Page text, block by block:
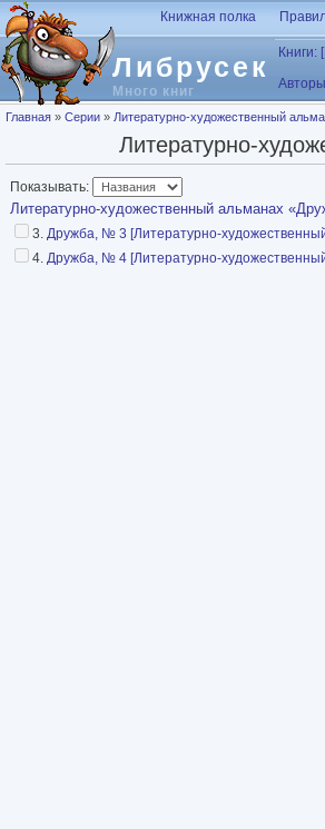
Перейти к основному содержанию
Либрусек
Много книг
Книжная полка
Книги:
Вы здесь
Главная » Серии » Литературно-художественный
Литературно-
Показывать:
Литературно-художественный альманах
3. Дружба, № 3 [Литературно-
4. Дружба, № 4 [Литературно-